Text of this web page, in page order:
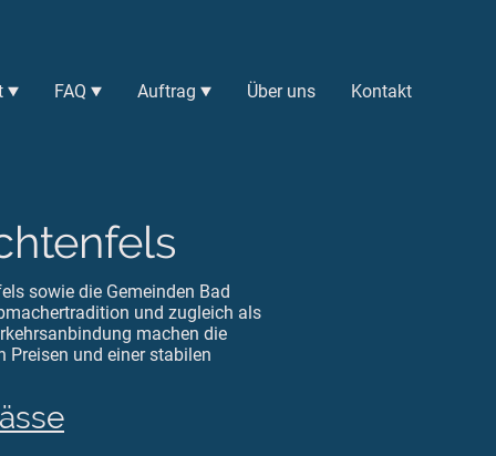
FAQ Auftrag Über uns Kontakt
sowie die Gemeinden Bad
und zugleich als
machen die
und einer stabilen